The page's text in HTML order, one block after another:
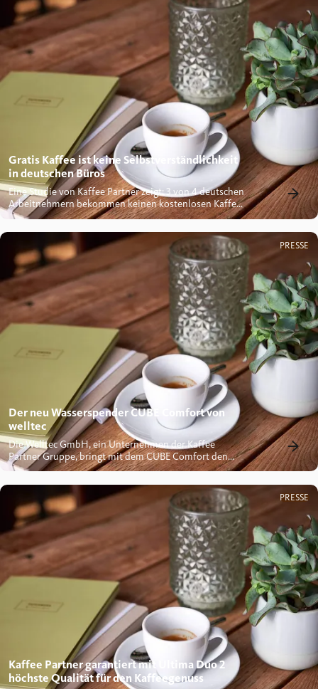
Gratis Kaffee ist keine Selbstverständlichkeit
in deutschen Büros
Eine Studie von Kaffee Partner zeigt: 3 von 4 deutschen
Arbeitnehmern bekommen keinen kostenlosen Kaffee
vom...
PRESSE
Der neu Wasserspender CUBE Comfort von
welltec
Die Welltec GmbH, ein Unternehmen der Kaffee
Partner Gruppe, bringt mit dem CUBE Comfort den
neuesten...
PRESSE
Kaffee Partner garantiert mit Ultima Duo 2
höchste Qualität für den Kaffeegenuss